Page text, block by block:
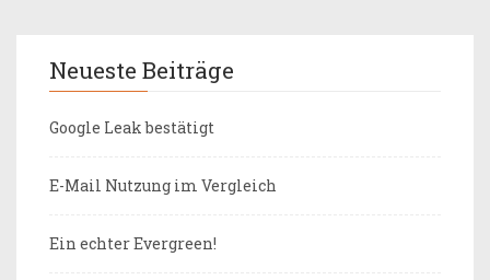
Neueste Beiträge
Google Leak bestätigt
E-Mail Nutzung im Vergleich
Ein echter Evergreen!